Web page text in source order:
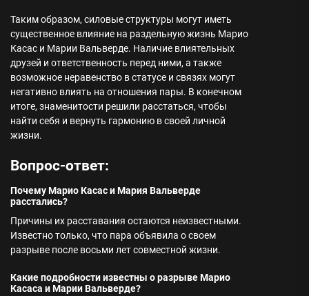
Таким образом, силовые структуры могут иметь
существенное влияние на раздельную жизнь Марио
Касас и Марии Вальверде. Наличие влиятельных
друзей и ответственность перед ними, а также
возможное неравенство в статусе и связях могут
негативно влиять на отношения пары. В конечном
итоге, знаменитости решили расстаться, чтобы
найти себя и вернуть гармонию в своей личной
жизни.
Вопрос-ответ:
Почему Марио Касас и Мария Вальверде
расстались?
Причины их расставания остаются неизвестными.
Известно только, что пара объявила о своем
разрыве после восьми лет совместной жизни.
Какие подробности известны о разрыве Марио
Касаса и Марии Вальверде?